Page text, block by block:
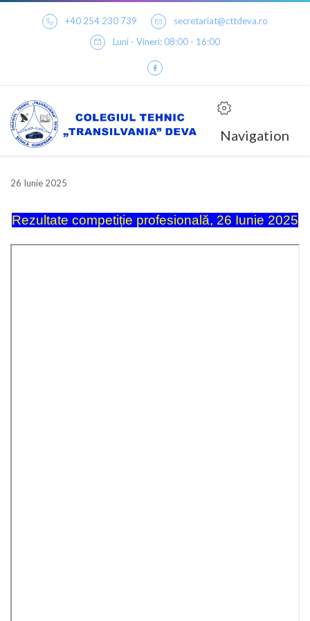
+40 254 230 739
secretariat@cttdeva.ro
Luni - Vineri: 08:00 - 16:00
Navigation
26 Iunie 2025
Rezultate competiție profesională, 26 Iunie 2025